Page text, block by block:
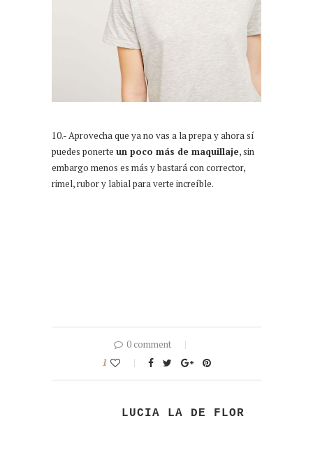
10.- Aprovecha que ya no vas a la prepa y ahora sí
puedes ponerte un poco más de maquillaje, sin
embargo menos es más y bastará con corrector,
rimel, rubor y labial para verte increíble.
0 comment
1
LUCIA LA DE FLOR